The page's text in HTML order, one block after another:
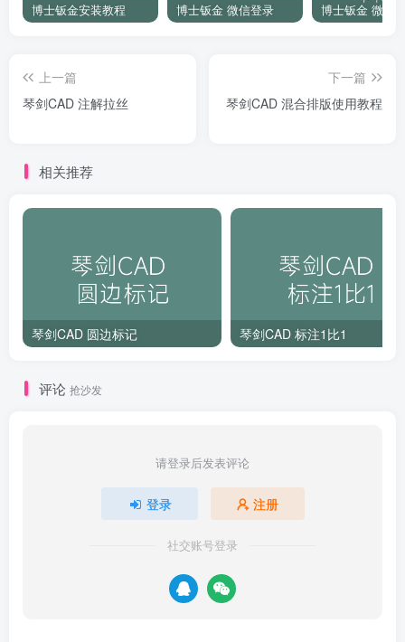
博士钣金安装教程 博士钣金 微信登录
上一篇
琴剑CAD 注解拉丝
下一篇
琴剑CAD 混合排版使用教程
相关推荐
琴剑CAD 圆边标记 琴剑CAD 标注1比1
评论 抢沙发
请登录后发表评论
登录 注册
社交账号登录